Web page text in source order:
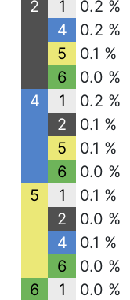
2
1
0.2 %
4
0.2 %
5
0.1 %
6
0.0 %
4
1
0.2 %
2
0.1 %
5
0.1 %
6
0.0 %
5
1
0.1 %
2
0.0 %
4
0.1 %
6
0.0 %
6
1
0.0 %